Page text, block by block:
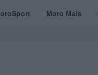
Moto Mais